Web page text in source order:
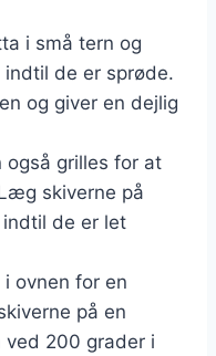
i små tern og
de er sprøde.
og giver en dejlig
også grilles for at
skiverne på
de er let
ovnen for en
på en
ved 200 grader i